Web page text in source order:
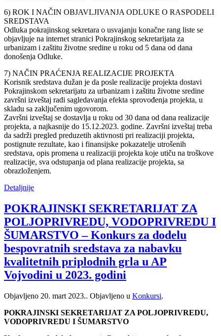
6) ROK I NAČIN OBJAVLJIVANJA ODLUKE O RASPODELI
SREDSTAVA
Odluka pokrajinskog sekretara o usvajanju konačne rang liste se
objavljuje na internet stranici Pokrajinskog sekretarijata za
urbanizam i zaštitu životne sredine u roku od 5 dana od dana
donošenja Odluke.
7) NAČIN PRAĆENJA REALIZACIJE PROJEKTA
Korisnik sredstava dužan je da posle realizacije projekta dostavi
Pokrajinskom sekretarijatu za urbanizam i zaštitu životne sredine
završni izveštaj radi sagledavanja efekta sprovođenja projekta, u
skladu sa zaključenim ugovorom.
Završni izveštaj se dostavlja u roku od 30 dana od dana realizacije
projekta, a najkasnije do 15.12.2023. godine. Završni izveštaj treba
da sadrži pregled preduzetih aktivnosti pri realizaciji projekta,
postignute rezultate, kao i finansijske pokazatelje utrošenih
sredstava, opis promena u realizaciji projekta koje utiču na troškove
realizacije, sva odstupanja od plana realizacije projekta, sa
obrazloženjem.
Detaljnije
POKRAJINSKI SEKRETARIJAT ZA
POLJOPRIVREDU, VODOPRIVREDU I
ŠUMARSTVO – Konkurs za dodelu
bespovratnih sredstava za nabavku
kvalitetnih priplodnih grla u AP
Vojvodini u 2023. godini
Objavljeno 20. mart 2023.. Objavljeno u Konkursi.
POKRAJINSKI SEKRETARIJAT ZA POLJOPRIVREDU,
VODOPRIVREDU I ŠUMARSTVO